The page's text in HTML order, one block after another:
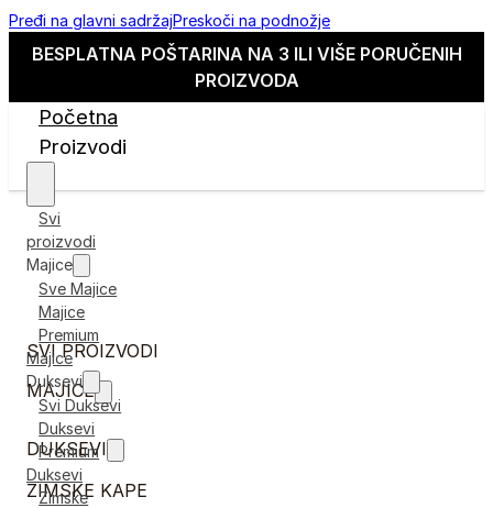
Pređi na glavni sadržajPreskoči na podnožje
BESPLATNA POŠTARINA NA 3 ILI VIŠE PORUČENIH
PROIZVODA
Početna
Proizvodi
Svi
proizvodi
Majice
Sve Majice
Majice
Premium
Majice
Duksevi
Svi Duksevi
Duksevi
Premium
Duksevi
Zimske
SVI PROIZVODI
MAJICE
DUKSEVI
ZIMSKE KAPE